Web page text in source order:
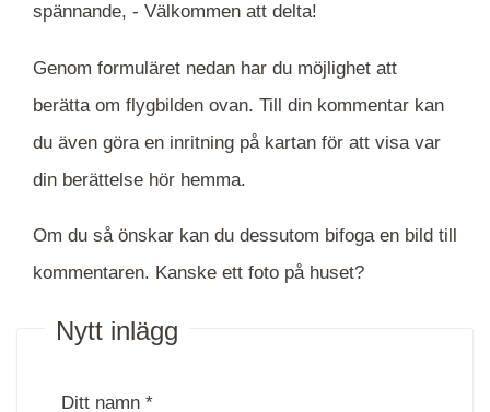
spännande, - Välkommen att delta!
Genom formuläret nedan har du möjlighet att
berätta om flygbilden ovan. Till din kommentar kan
du även göra en inritning på kartan för att visa var
din berättelse hör hemma.
Om du så önskar kan du dessutom bifoga en bild till
kommentaren. Kanske ett foto på huset?
Nytt inlägg
Ditt namn *